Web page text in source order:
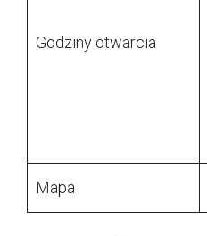
Godziny otwarcia
Mapa